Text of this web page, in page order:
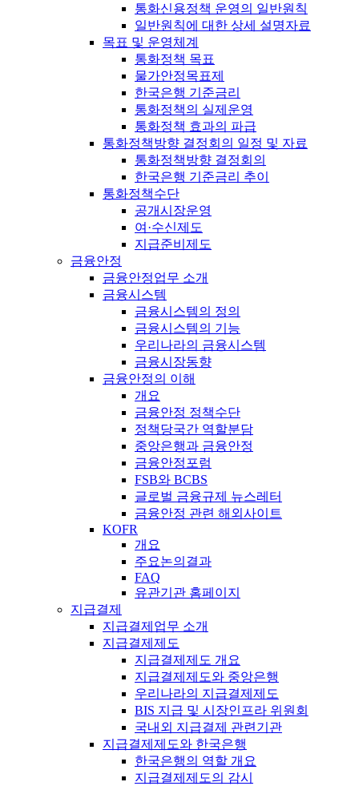
통화신용정책 운영의 일반원칙
일반원칙에 대한 상세 설명자료
목표 및 운영체계
통화정책 목표
물가안정목표제
한국은행 기준금리
통화정책의 실제운영
통화정책 효과의 파급
통화정책방향 결정회의 일정 및 자료
통화정책방향 결정회의
한국은행 기준금리 추이
통화정책수단
공개시장운영
여·수신제도
지급준비제도
금융안정
금융안정업무 소개
금융시스템
금융시스템의 정의
금융시스템의 기능
우리나라의 금융시스템
금융시장동향
금융안정의 이해
개요
금융안정 정책수단
정책당국간 역할분담
중앙은행과 금융안정
금융안정포럼
FSB와 BCBS
글로벌 금융규제 뉴스레터
금융안정 관련 해외사이트
KOFR
개요
주요논의결과
FAQ
유관기관 홈페이지
지급결제
지급결제업무 소개
지급결제제도
지급결제제도 개요
지급결제제도와 중앙은행
우리나라의 지급결제제도
BIS 지급 및 시장인프라 위원회
국내외 지급결제 관련기관
지급결제제도와 한국은행
한국은행의 역할 개요
지급결제제도의 감시